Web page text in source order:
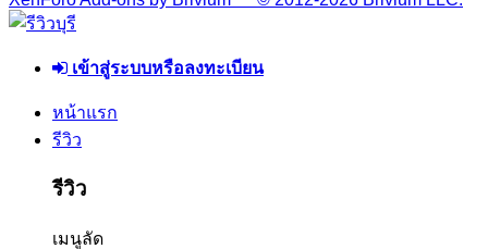
เข้าสู่ระบบหรือลงทะเบียน
หน้าแรก
รีวิว
รีวิว
เมนูลัด